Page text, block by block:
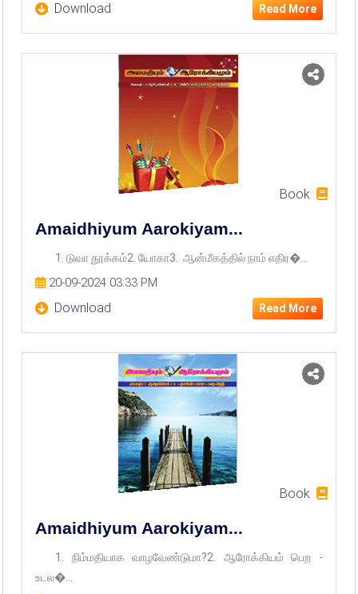
Download Read More
Book
Amaidhiyum Aarokiyam...
1. டுவா தூக்கம்2. யோகா3. ஆன்மீகத்தில் நாம் எதிர�...
20-09-2024 03:33 PM
Download Read More
Book
Amaidhiyum Aarokiyam...
1. நிம்மதியாக வாழவேண்டுமா?2. ஆரோக்கியம் பெற -
உடல�...